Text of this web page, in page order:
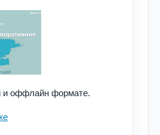
и оффлайн формате.